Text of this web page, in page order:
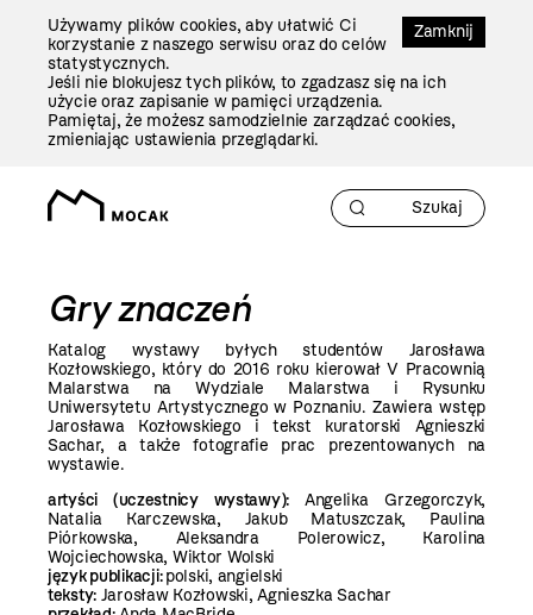
Zamknij
Używamy plików cookies, aby ułatwić Ci
korzystanie z naszego serwisu oraz do celów
statystycznych.
Jeśli nie blokujesz tych plików, to zgadzasz się na ich
użycie oraz zapisanie w pamięci urządzenia.
Pamiętaj, że możesz samodzielnie zarządzać cookies,
zmieniając ustawienia przeglądarki.
Gry znaczeń
Katalog wystawy byłych studentów Jarosława
Kozłowskiego, który do 2016 roku kierował V Pracownią
Malarstwa na Wydziale Malarstwa i Rysunku
Uniwersytetu Artystycznego w Poznaniu. Zawiera wstęp
Jarosława Kozłowskiego i tekst kuratorski Agnieszki
Sachar, a także fotografie prac prezentowanych na
wystawie.
artyści (uczestnicy wystawy): Angelika Grzegorczyk,
Natalia Karczewska, Jakub Matuszczak, Paulina
Piórkowska, Aleksandra Polerowicz, Karolina
Wojciechowska, Wiktor Wolski
język publikacji:polski, angielski
teksty: Jarosław Kozłowski, Agnieszka Sachar